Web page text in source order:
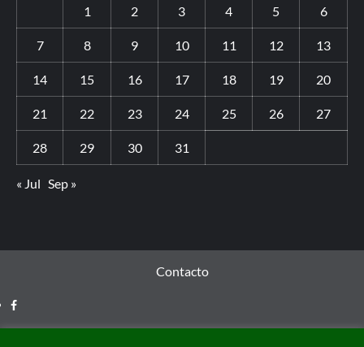
1 2 3 4 5 6
7 8 9 10 11 12 13
14 15 16 17 18 19 20
21 22 23 24 25 26 27
28 29 30 31
« Jul Sep »
Contacto